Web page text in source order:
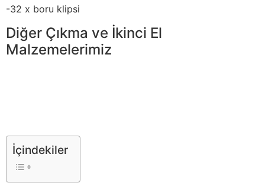
-32 x boru klipsi
Diğer Çıkma ve İkinci El
Malzemelerimiz
İçindekiler